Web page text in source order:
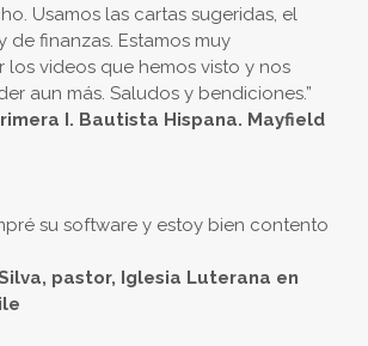
Usamos las cartas sugeridas, el
de finanzas. Estamos muy
videos que hemos visto y nos
aun más. Saludos y bendiciones.”
I. Bautista Hispana. Mayfield
su software y estoy bien contento
pastor, Iglesia Luterana en